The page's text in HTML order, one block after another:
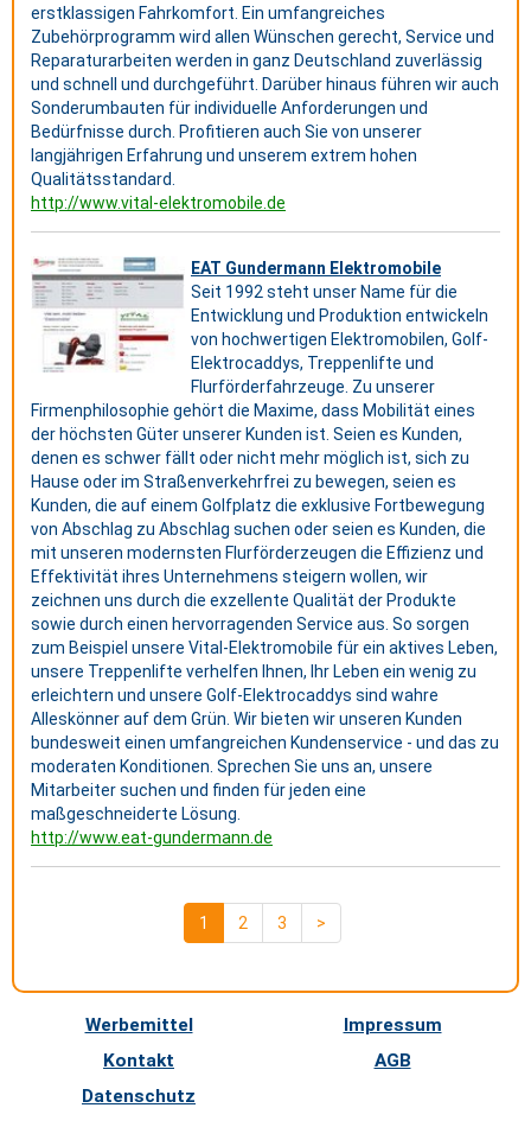
erstklassigen Fahrkomfort. Ein umfangreiches
Zubehörprogramm wird allen Wünschen gerecht, Service und
Reparaturarbeiten werden in ganz Deutschland zuverlässig
und schnell und durchgeführt. Darüber hinaus führen wir auch
Sonderumbauten für individuelle Anforderungen und
Bedürfnisse durch. Profitieren auch Sie von unserer
langjährigen Erfahrung und unserem extrem hohen
Qualitätsstandard.
http://www.vital-elektromobile.de
EAT Gundermann Elektromobile
Seit 1992 steht unser Name für die
Entwicklung und Produktion entwickeln
von hochwertigen Elektromobilen, Golf-
Elektrocaddys, Treppenlifte und
Flurförderfahrzeuge. Zu unserer
Firmenphilosophie gehört die Maxime, dass Mobilität eines
der höchsten Güter unserer Kunden ist. Seien es Kunden,
denen es schwer fällt oder nicht mehr möglich ist, sich zu
Hause oder im Straßenverkehrfrei zu bewegen, seien es
Kunden, die auf einem Golfplatz die exklusive Fortbewegung
von Abschlag zu Abschlag suchen oder seien es Kunden, die
mit unseren modernsten Flurförderzeugen die Effizienz und
Effektivität ihres Unternehmens steigern wollen, wir
zeichnen uns durch die exzellente Qualität der Produkte
sowie durch einen hervorragenden Service aus. So sorgen
zum Beispiel unsere Vital-Elektromobile für ein aktives Leben,
unsere Treppenlifte verhelfen Ihnen, Ihr Leben ein wenig zu
erleichtern und unsere Golf-Elektrocaddys sind wahre
Alleskönner auf dem Grün. Wir bieten wir unseren Kunden
bundesweit einen umfangreichen Kundenservice - und das zu
moderaten Konditionen. Sprechen Sie uns an, unsere
Mitarbeiter suchen und finden für jeden eine
maßgeschneiderte Lösung.
http://www.eat-gundermann.de
1 2 3 >
Werbemittel
Impressum
Kontakt
AGB
Datenschutz